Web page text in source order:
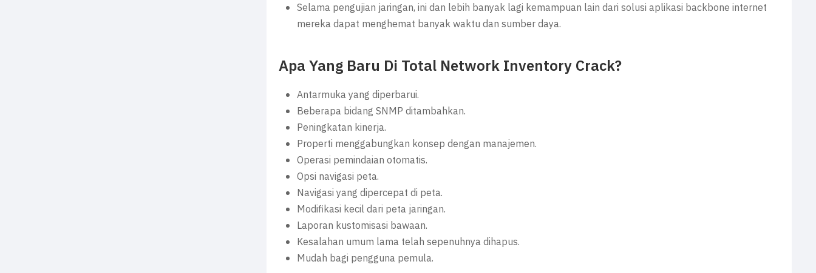
Selama pengujian jaringan, ini dan lebih banyak lagi kemampuan lain dari solusi aplikasi backbone internet
mereka dapat menghemat banyak waktu dan sumber daya.
Apa Yang Baru Di Total Network Inventory Crack?
Antarmuka yang diperbarui.
Beberapa bidang SNMP ditambahkan.
Peningkatan kinerja.
Properti menggabungkan konsep dengan manajemen.
Operasi pemindaian otomatis.
Opsi navigasi peta.
Navigasi yang dipercepat di peta.
Modifikasi kecil dari peta jaringan.
Laporan kustomisasi bawaan.
Kesalahan umum lama telah sepenuhnya dihapus.
Mudah bagi pengguna pemula.